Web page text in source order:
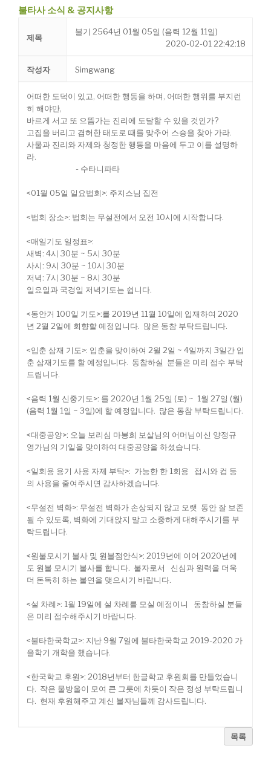
불타사 소식 & 공지사항
제목
불기 2564년 01월 05일 (음력 12월 11일)
2020-02-01 22:42:18
작성자 Simgwang
어떠한 도덕이 있고, 어떠한 행동을 하며, 어떠한 행위를 부지런
히 해야만,
바르게 서고 또 으뜸가는 진리에 도달할 수 있을 것인가?
고집을 버리고 겸허한 태도로 때를 맞추어 스승을 찾아 가라.
사물과 진리와 자제와 청정한 행동을 마음에 두고 이를 설명하
라.
- 수타니파타
<01월 05일 일요법회>: 주지스님 집전
<법회 장소>: 법회는 무설전에서 오전 10시에 시작합니다.
<매일기도 일정표>:
새벽: 4시 30분 ~ 5시 30분
사시: 9시 30분 ~ 10시 30분
저녁: 7시 30분 ~ 8시 30분
일요일과 국경일 저녁기도는 쉽니다.
<동안거 100일 기도>:를 2019년 11월 10일에 입재하여 2020
년 2월 2일에 회향할 예정입니다. 많은 동참 부탁드립니다.
<입춘 삼재 기도>: 입춘을 맞이하여 2월 2일 ~ 4일까지 3일간 입
춘 삼재기도를 할 예정입니다. 동참하실 분들은 미리 접수 부탁
드립니다.
<음력 1월 신중기도>: 를 2020년 1월 25일 (토) ~ 1월 27일 (월)
(음력 1월 1일 ~ 3일)에 할 예정입니다. 많은 동참 부탁드립니다.
<대중공양>: 오늘 보리심 마봉희 보살님의 어머님이신 양정규
영가님의 기일을 맞이하여 대중공양을 하셨습니다.
<일회용 용기 사용 자제 부탁>: 가능한 한 1회용 접시와 컵 등
의 사용을 줄여주시면 감사하겠습니다.
<무설전 벽화>: 무설전 벽화가 손상되지 않고 오랫 동안 잘 보존
될 수 있도록, 벽화에 기대앉지 말고 소중하게 대해주시기를 부
탁드립니다.
<원불모시기 불사 및 원불점안식>: 2019년에 이어 2020년에
도 원불 모시기 불사를 합니다. 불자로서 신심과 원력을 더욱
더 돈독히 하는 불연을 맺으시기 바랍니다.
<설 차례>: 1월 19일에 설 차례를 모실 예정이니 동참하실 분들
은 미리 접수해주시기 바랍니다.
<불타한국학교>: 지난 9월 7일에 불타한국학교 2019-2020 가
을학기 개학을 했습니다.
<한국학교 후원>: 2018년부터 한글학교 후원회를 만들었습니
다. 작은 물방울이 모여 큰 그릇에 차듯이 작은 정성 부탁드립니
다. 현재 후원해주고 계신 불자님들께 감사드립니다.
목록